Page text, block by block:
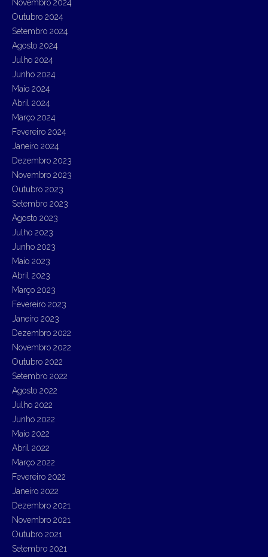
Novembro 2024
Outubro 2024
Setembro 2024
Agosto 2024
Julho 2024
Junho 2024
Maio 2024
Abril 2024
Março 2024
Fevereiro 2024
Janeiro 2024
Dezembro 2023
Novembro 2023
Outubro 2023
Setembro 2023
Agosto 2023
Julho 2023
Junho 2023
Maio 2023
Abril 2023
Março 2023
Fevereiro 2023
Janeiro 2023
Dezembro 2022
Novembro 2022
Outubro 2022
Setembro 2022
Agosto 2022
Julho 2022
Junho 2022
Maio 2022
Abril 2022
Março 2022
Fevereiro 2022
Janeiro 2022
Dezembro 2021
Novembro 2021
Outubro 2021
Setembro 2021